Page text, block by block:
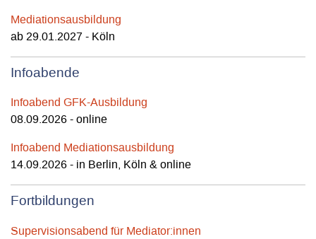
Mediationsausbildung
ab 29.01.2027 - Köln
Infoabende
Infoabend GFK-Ausbildung
08.09.2026 - online
Infoabend Mediationsausbildung
14.09.2026 - in Berlin, Köln & online
Fortbildungen
Supervisionsabend für Mediator:innen